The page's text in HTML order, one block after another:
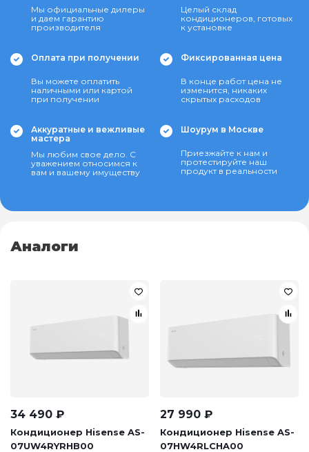
Мы официальные дилеры
и даем гарантию
производителя
Целый склад
кондиционеров, готовых
к установке
Оплата при получении
Вы можете оплатить
наличными или картой
при получении
Фиксированная цена
В конце работ цена не
изменится, никаких
скрытых расходов
Аккуратные и вежливые
мастера
Мы любим свое дело. С
уважением относимся к
вам и вашему имуществу
Шоурум в Москве
Приезжайте к нам и
протестируйте наш
продукт в реальности
Аналоги
34 490 ₽
Кондиционер Hisense AS-
07UW4RYRHB00
27 990 ₽
Кондиционер Hisense AS-
07HW4RLCHA00